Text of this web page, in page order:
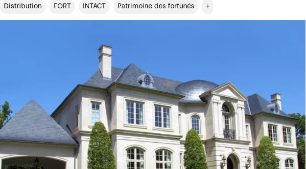
Distribution FORT INTACT Patrimoine des fortunés +